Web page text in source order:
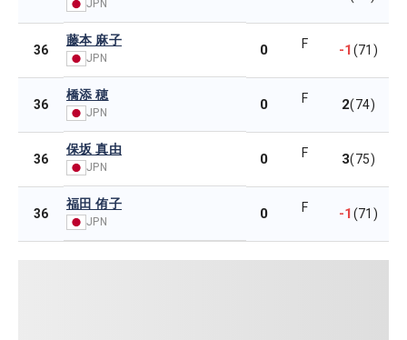
JPN
36
藤本 麻子
JPN 0 F -1(71)
36
橋添 穂
JPN 0 F 2(74)
36
保坂 真由
JPN 0 F 3(75)
36
福田 侑子
JPN 0 F -1(71)